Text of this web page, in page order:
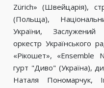
Zürich» (Швейцарія),
(Польща),
України, Заслужений
оркестр Українського
«Рікошет», «Ensemble
гурт "Диво" (Україна),
Наталя Пономарчук,